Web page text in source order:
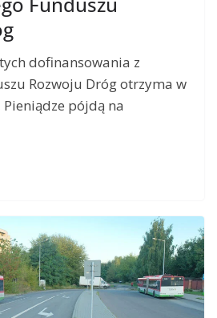
dofinansowania z
Rozwoju Dróg otrzyma w
pójdą na